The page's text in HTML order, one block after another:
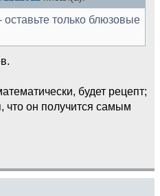
только блюзовые
будет рецепт;
что он получится самым